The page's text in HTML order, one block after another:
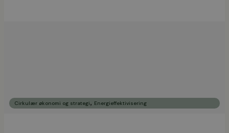
Cirkulær økonomi og strategi, Energieffektivisering